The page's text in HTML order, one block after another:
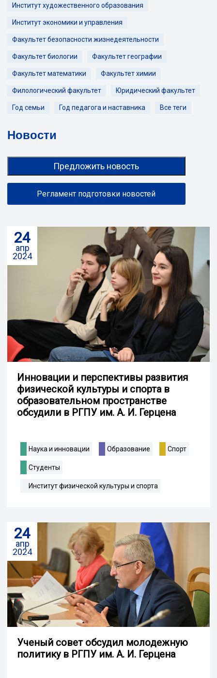
Институт художественного образования
Институт экономики и управления
Факультет безопасности жизнедеятельности
Факультет биологии Факультет географии
Факультет математики Факультет химии
Филологический факультет Юридический факультет
Год семьи Год педагога и наставника Все теги
Новости
24
апр
2024
Инновации и перспективы развития
физической культуры и спорта в
образовательном пространстве
обсудили в РГПУ им. А. И. Герцена
Наука и инновации Образование Спорт
Студенты
Институт физической культуры и спорта
Предложить новость
Регламент подготовки новостей
24
апр
2024
Ученый совет обсудил молодежную
политику в РГПУ им. А. И. Герцена